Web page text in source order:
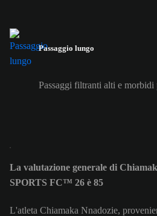
Passaggio lungo
Passaggi filtranti alti e
La valutazione generale di
SPORTS FC™ 26 è 85
L'atleta Chiamaka Nnadozie,